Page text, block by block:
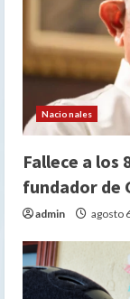
d
Nacionales
Fallece a los
fundador de
admin agosto